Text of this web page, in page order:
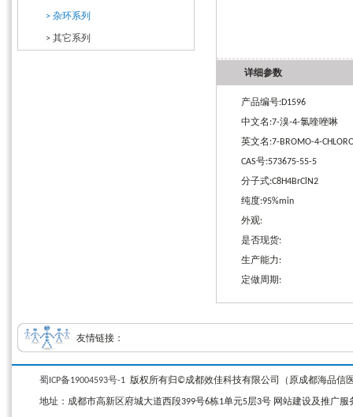
> 杂环系列
> 其它系列
详细参数
产品编号:D1596
中文名:7-溴-4-氯喹唑啉
英文名:7-BROMO-4-
CAS号:573675-55-5
分子式:C8H4BrClN2
纯度:95%min
外观:
是否现货:
生产能力:
定做周期:
友情链接：
蜀ICP备19004593号-1 版权所有归©成都效佳科技有限公司（原成都海品信
地址：成都市高新区府城大道西段399号6栋1单元5层3号 网站建设及推广服